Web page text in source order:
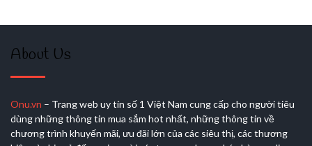
About Us
Onu.vn – Trang web uy tín số 1 Việt Nam cung cấp cho người tiêu
dùng những thông tin mua sắm hot nhất, những thông tin về
chương trình khuyến mãi, ưu đãi lớn của các siêu thị, các thương